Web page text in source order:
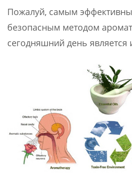
Пожалуй, самым
безопасным методом
сегодняшний день является